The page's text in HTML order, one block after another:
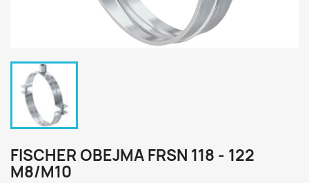
FISCHER OBEJMA FRSN 118 - 122
M8/M10